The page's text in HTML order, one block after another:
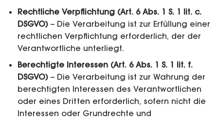
Rechtliche Verpflichtung (Art. 6 Abs. 1 S. 1 lit. c.
DSGVO)– Die Verarbeitung ist zur Erfüllung einer
rechtlichen Verpflichtung erforderlich, der der
Verantwortliche unterliegt.
Berechtigte Interessen (Art. 6 Abs. 1 S. 1 lit. f.
DSGVO)– Die Verarbeitung ist zur Wahrung der
berechtigten Interessen des Verantwortlichen
oder eines Dritten erforderlich, sofern nicht die
Interessen oder Grundrechte und